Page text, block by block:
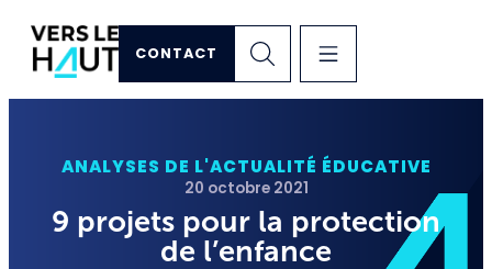
CONTACT
ANALYSES DE L'ACTUALITÉ ÉDUCATIVE
20 octobre 2021
9 projets pour la protection
de l’enfance